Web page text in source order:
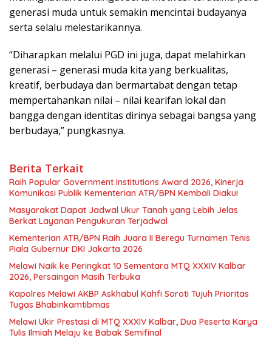
generasi muda untuk semakin mencintai budayanya
serta selalu melestarikannya.
“Diharapkan melalui PGD ini juga, dapat melahirkan
generasi – generasi muda kita yang berkualitas,
kreatif, berbudaya dan bermartabat dengan tetap
mempertahankan nilai – nilai kearifan lokal dan
bangga dengan identitas dirinya sebagai bangsa yang
berbudaya,” pungkasnya.
Berita Terkait
Raih Popular Government Institutions Award 2026, Kinerja
Komunikasi Publik Kementerian ATR/BPN Kembali Diakui
Masyarakat Dapat Jadwal Ukur Tanah yang Lebih Jelas
Berkat Layanan Pengukuran Terjadwal
Kementerian ATR/BPN Raih Juara II Beregu Turnamen Tenis
Piala Gubernur DKI Jakarta 2026
Melawi Naik ke Peringkat 10 Sementara MTQ XXXIV Kalbar
2026, Persaingan Masih Terbuka
Kapolres Melawi AKBP Askhabul Kahfi Soroti Tujuh Prioritas
Tugas Bhabinkamtibmas
Melawi Ukir Prestasi di MTQ XXXIV Kalbar, Dua Peserta Karya
Tulis Ilmiah Melaju ke Babak Semifinal